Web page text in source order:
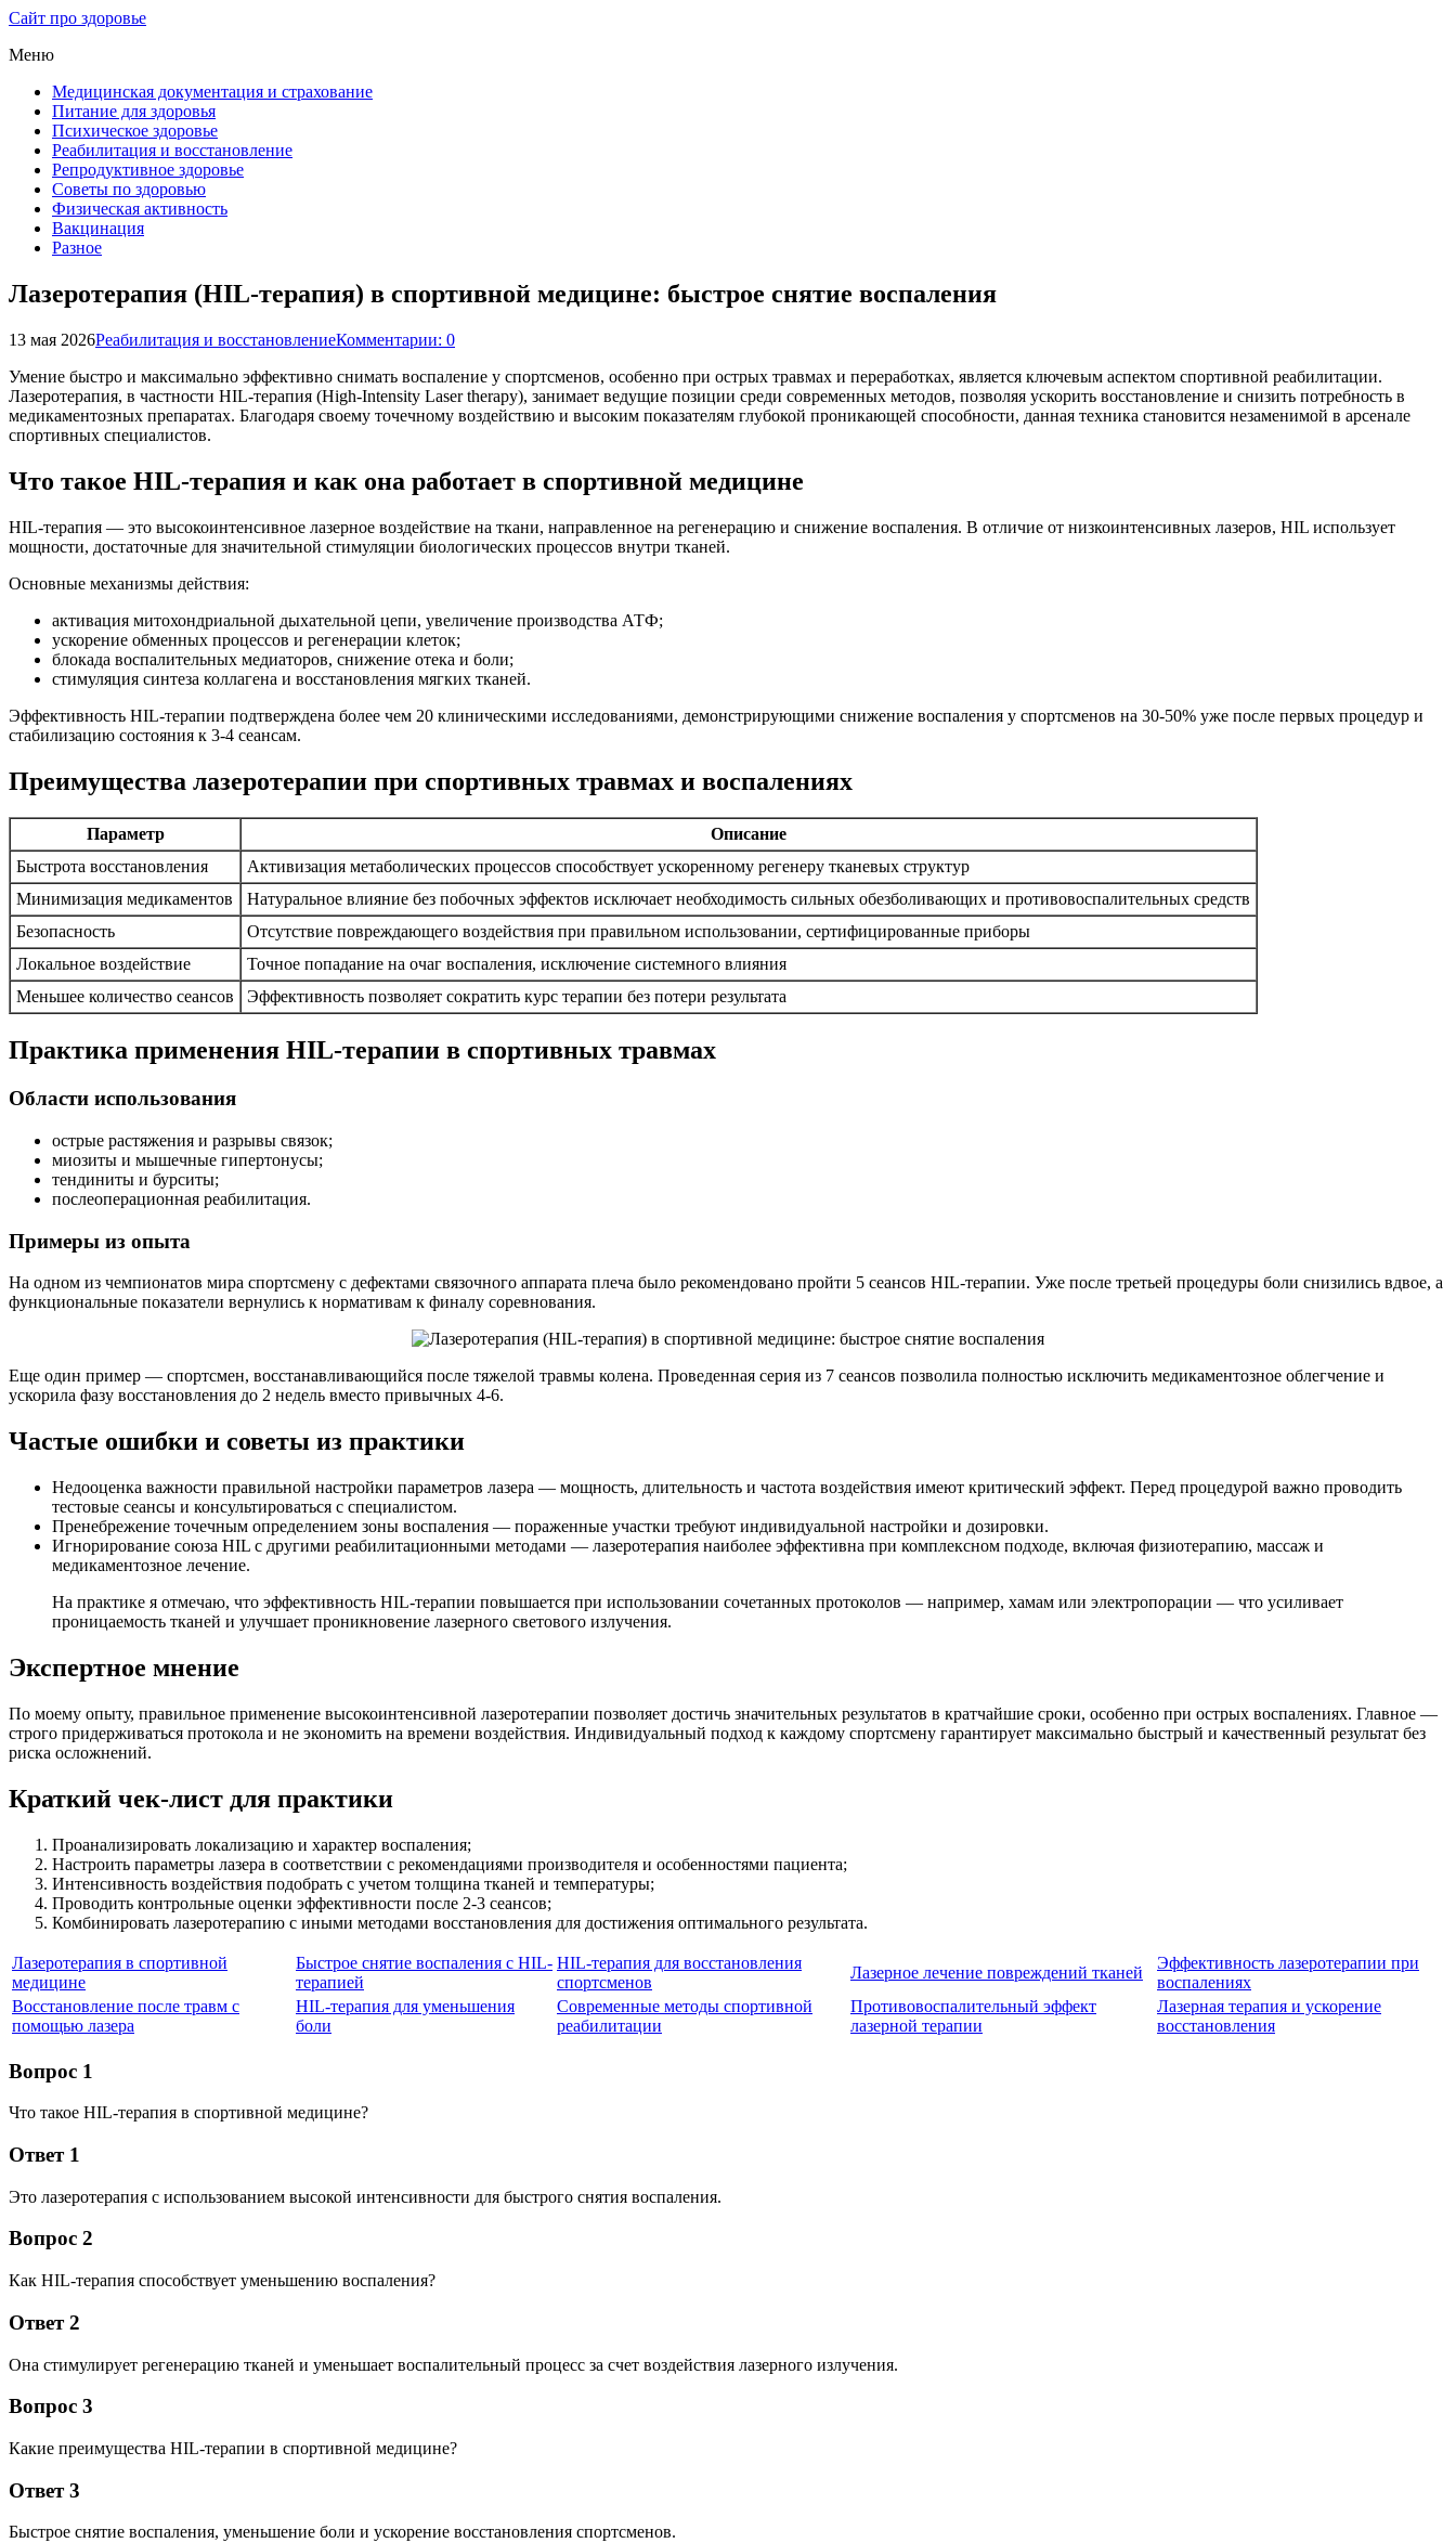
Сайт про здоровье
Меню
Медицинская документация и страхование
Питание для здоровья
Психическое здоровье
Реабилитация и восстановление
Репродуктивное здоровье
Советы по здоровью
Физическая активность
Вакцинация
Разное
Лазеротерапия (HIL-терапия) в спортивной медицине: быстрое снятие воспаления
13 мая 2026Реабилитация и восстановлениеКомментарии: 0
Умение быстро и максимально эффективно снимать воспаление у спортсменов, особенно при острых травмах и переработках, является ключевым аспектом спортивной реабилитации.
Лазеротерапия, в частности HIL-терапия (High-Intensity Laser therapy), занимает ведущие позиции среди современных методов, позволяя ускорить восстановление и снизить потребность в
медикаментозных препаратах. Благодаря своему точечному воздействию и высоким показателям глубокой проникающей способности, данная техника становится незаменимой в арсенале
спортивных специалистов.
Что такое HIL-терапия и как она работает в спортивной медицине
HIL-терапия — это высокоинтенсивное лазерное воздействие на ткани, направленное на регенерацию и снижение воспаления. В отличие от низкоинтенсивных лазеров, HIL использует
мощности, достаточные для значительной стимуляции биологических процессов внутри тканей.
Основные механизмы действия:
активация митохондриальной дыхательной цепи, увеличение производства АТФ;
ускорение обменных процессов и регенерации клеток;
блокада воспалительных медиаторов, снижение отека и боли;
стимуляция синтеза коллагена и восстановления мягких тканей.
Эффективность HIL-терапии подтверждена более чем 20 клиническими исследованиями, демонстрирующими снижение воспаления у спортсменов на 30-50% уже после первых процедур и
стабилизацию состояния к 3-4 сеансам.
Преимущества лазеротерапии при спортивных травмах и воспалениях
Параметр
Описание
Быстрота восстановления
Активизация метаболических процессов способствует ускоренному регенеру тканевых структур
Минимизация медикаментов
Натуральное влияние без побочных эффектов исключает необходимость сильных обезболивающих и противовоспалительных средств
Безопасность
Отсутствие повреждающего воздействия при правильном использовании, сертифицированные приборы
Локальное воздействие
Точное попадание на очаг воспаления, исключение системного влияния
Меньшее количество сеансов
Эффективность позволяет сократить курс терапии без потери результата
Практика применения HIL-терапии в спортивных травмах
Области использования
острые растяжения и разрывы связок;
миозиты и мышечные гипертонусы;
тендиниты и бурситы;
послеоперационная реабилитация.
Примеры из опыта
На одном из чемпионатов мира спортсмену с дефектами связочного аппарата плеча было рекомендовано пройти 5 сеансов HIL-терапии. Уже после третьей процедуры боли снизились вдвое, а
функциональные показатели вернулись к нормативам к финалу соревнования.
Еще один пример — спортсмен, восстанавливающийся после тяжелой травмы колена. Проведенная серия из 7 сеансов позволила полностью исключить медикаментозное облегчение и
ускорила фазу восстановления до 2 недель вместо привычных 4-6.
Частые ошибки и советы из практики
Недооценка важности правильной настройки параметров лазера — мощность, длительность и частота воздействия имеют критический эффект. Перед процедурой важно проводить
тестовые сеансы и консультироваться с специалистом.
Пренебрежение точечным определением зоны воспаления — пораженные участки требуют индивидуальной настройки и дозировки.
Игнорирование союза HIL с другими реабилитационными методами — лазеротерапия наиболее эффективна при комплексном подходе, включая физиотерапию, массаж и
медикаментозное лечение.
На практике я отмечаю, что эффективность HIL-терапии повышается при использовании сочетанных протоколов — например, хамам или электропорации — что усиливает
проницаемость тканей и улучшает проникновение лазерного светового излучения.
Экспертное мнение
По моему опыту, правильное применение высокоинтенсивной лазеротерапии позволяет достичь значительных результатов в кратчайшие сроки, особенно при острых воспалениях. Главное —
строго придерживаться протокола и не экономить на времени воздействия. Индивидуальный подход к каждому спортсмену гарантирует максимально быстрый и качественный результат без
риска осложнений.
Краткий чек-лист для практики
Проанализировать локализацию и характер воспаления;
Настроить параметры лазера в соответствии с рекомендациями производителя и особенностями пациента;
Интенсивность воздействия подобрать с учетом толщина тканей и температуры;
Проводить контрольные оценки эффективности после 2-3 сеансов;
Комбинировать лазеротерапию с иными методами восстановления для достижения оптимального результата.
Лазеротерапия в спортивной
медицине
Быстрое снятие воспаления с HIL-
терапией
HIL-терапия для восстановления
спортсменов
Лазерное лечение повреждений тканей
Эффективность лазеротерапии при
воспалениях
Восстановление после травм с
помощью лазера
HIL-терапия для уменьшения
боли
Современные методы спортивной
реабилитации
Противовоспалительный эффект
лазерной терапии
Лазерная терапия и ускорение
восстановления
Вопрос 1
Что такое HIL-терапия в спортивной медицине?
Ответ 1
Это лазеротерапия с использованием высокой интенсивности для быстрого снятия воспаления.
Вопрос 2
Как HIL-терапия способствует уменьшению воспаления?
Ответ 2
Она стимулирует регенерацию тканей и уменьшает воспалительный процесс за счет воздействия лазерного излучения.
Вопрос 3
Какие преимущества HIL-терапии в спортивной медицине?
Ответ 3
Быстрое снятие воспаления, уменьшение боли и ускорение восстановления спортсменов.